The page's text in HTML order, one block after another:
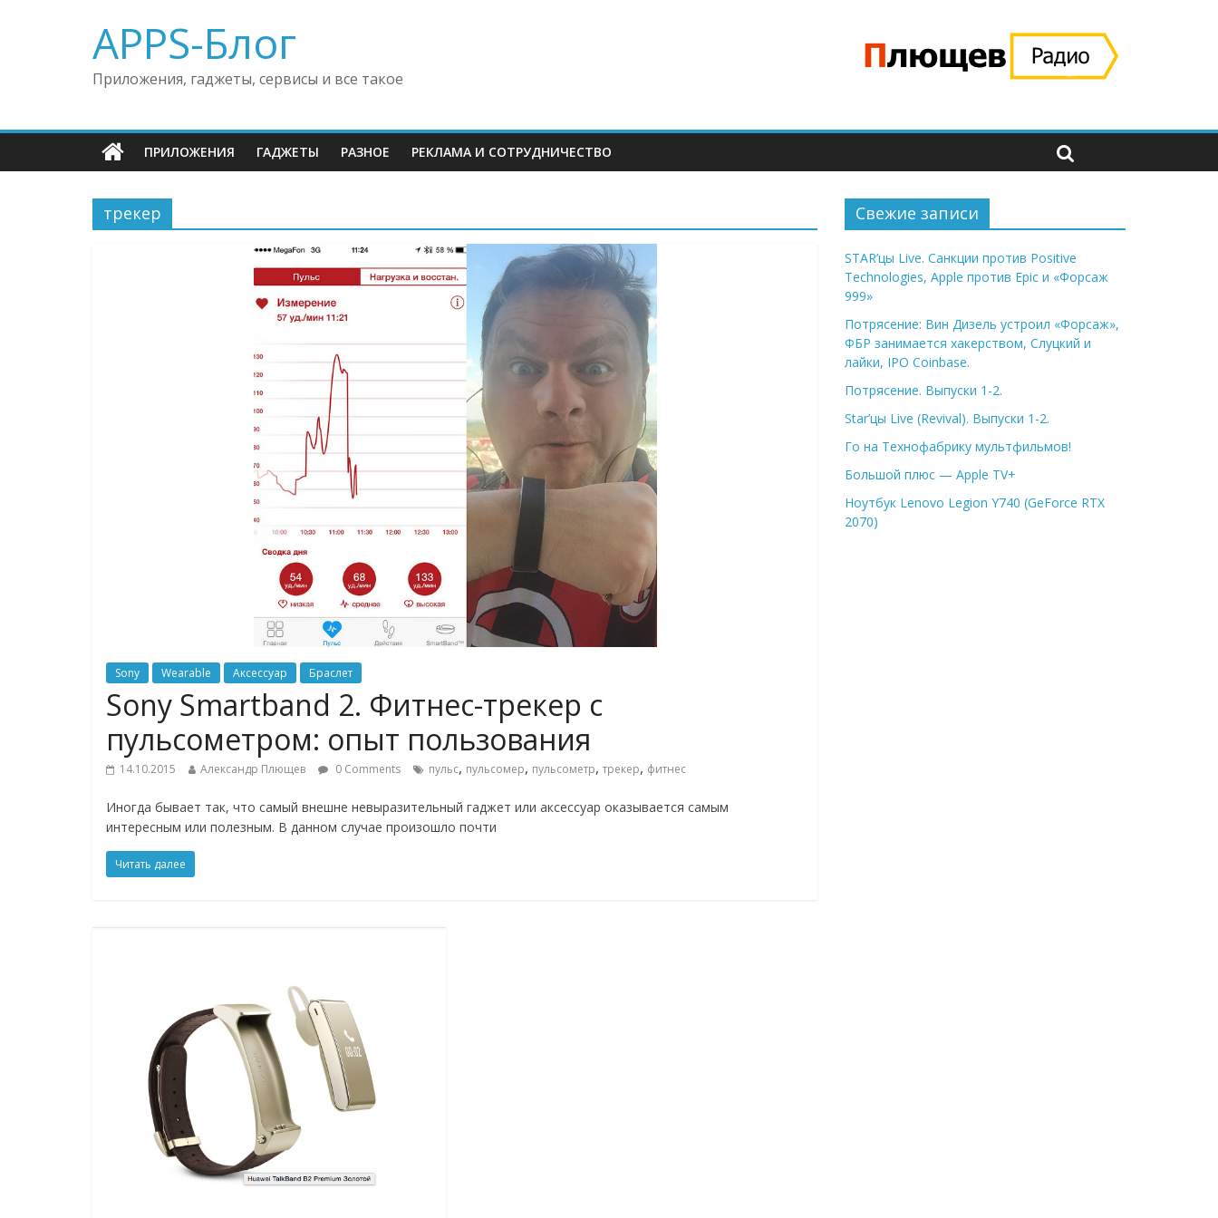
APPS-Блог
Приложения, гаджеты, сервисы и все такое
ПРИЛОЖЕНИЯ ГАДЖЕТЫ РАЗНОЕ РЕКЛАМА И СОТРУДНИЧЕСТВО
трекер
Sony Wearable Аксессуар Браслет
Sony Smartband 2. Фитнес-трекер с
пульсометром: опыт пользования
14.10.2015 Александр Плющев 0 Comments пульс, пульсомер, пульсометр, трекер, фитнес
Иногда бывает так, что самый внешне невыразительный гаджет или аксессуар оказывается самым
интересным или полезным. В данном случае произошло почти
Читать далее
Свежие записи
STAR’цы Live. Санкции против Positive
Technologies, Apple против Epic и «Форсаж
999»
Потрясение: Вин Дизель устроил «Форсаж»,
ФБР занимается хакерством, Слуцкий и
лайки, IPO Coinbase.
Потрясение. Выпуски 1-2.
Star’цы Live (Revival). Выпуски 1-2.
Го на Технофабрику мультфильмов!
Большой плюс — Apple TV+
Ноутбук Lenovo Legion Y740 (GeForce RTX
2070)